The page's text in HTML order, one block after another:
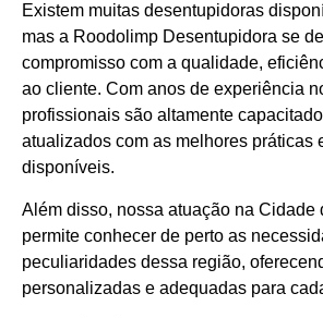
Existem muitas desentupidoras
mas a Roodolimp Desentupidora se
compromisso com a qualidade,
ao cliente. Com anos de experiência
profissionais são altamente
atualizados com as melhores práticas
disponíveis.
Além disso, nossa atuação na Cidade
permite conhecer de perto as
peculiaridades dessa região,
personalizadas e adequadas para